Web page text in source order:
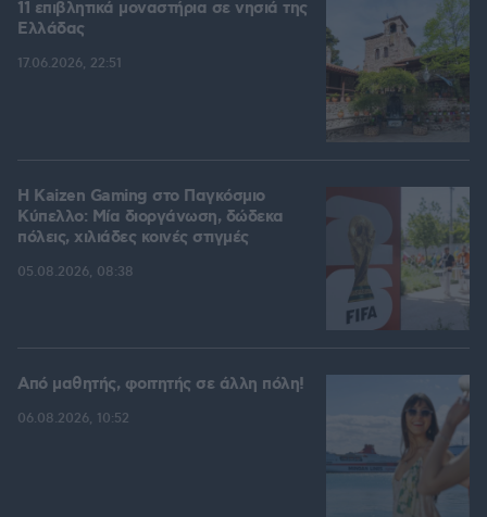
11 επιβλητικά μοναστήρια σε νησιά της
Ελλάδας
17.06.2026, 22:51
H Kaizen Gaming στο Παγκόσμιο
Kύπελλο: Μία διοργάνωση, δώδεκα
πόλεις, χιλιάδες κοινές στιγμές
05.08.2026, 08:38
Από μαθητής, φοιτητής σε άλλη πόλη!
06.08.2026, 10:52